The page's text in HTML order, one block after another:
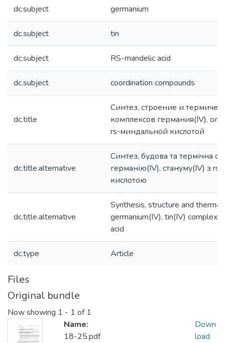
dc.subject germanium
dc.subject tin
dc.subject RS-mandelic acid
dc.subject coordination compounds
dc.title
Синтез, строение и
комплексов германия(IV),
rs‑миндальной кислотой
dc.title.alternative
Синтез, будова та термічна
германію(IV), стануму(IV) з
кислотою
dc.title.alternative
Synthesis, structure and
germanium(IV), tin(IV)
acid
dc.type Article
Files
Original bundle
Now showing 1 - 1 of 1
Name:
18-25.pdf
Down
load